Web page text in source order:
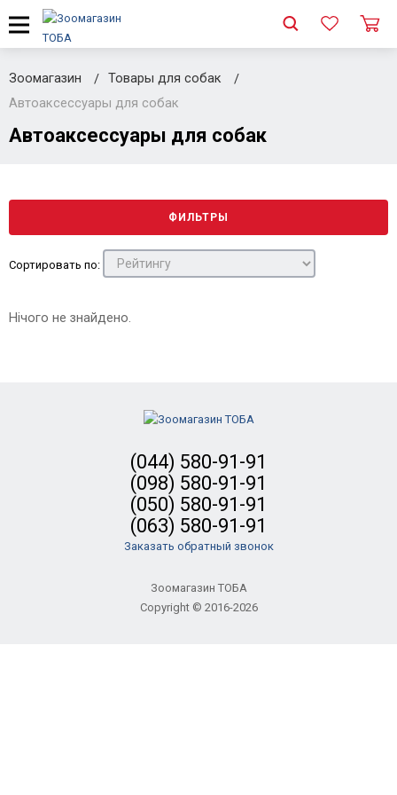
Зоомагазин
Товары для собак
Автоаксессуары для собак
Автоаксессуары для собак
ФИЛЬТРЫ
Сортировать по:
Нічого не знайдено.
(044) 580-91-91
(098) 580-91-91
(050) 580-91-91
(063) 580-91-91
Заказать обратный звонок
Зоомагазин ТОБА
Copyright © 2016-2026